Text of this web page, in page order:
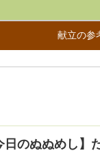
献立の参
日のぬぬめし】